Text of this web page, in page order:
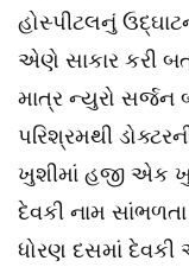
હોસ્પીટલનું
એણે સાકાર કરી
માત્ર ન્યુરો સર્જન
પરિશ્રમથી
ખુશીમાં હજી એક
દેવકી નામ
ધોરણ દસમાં